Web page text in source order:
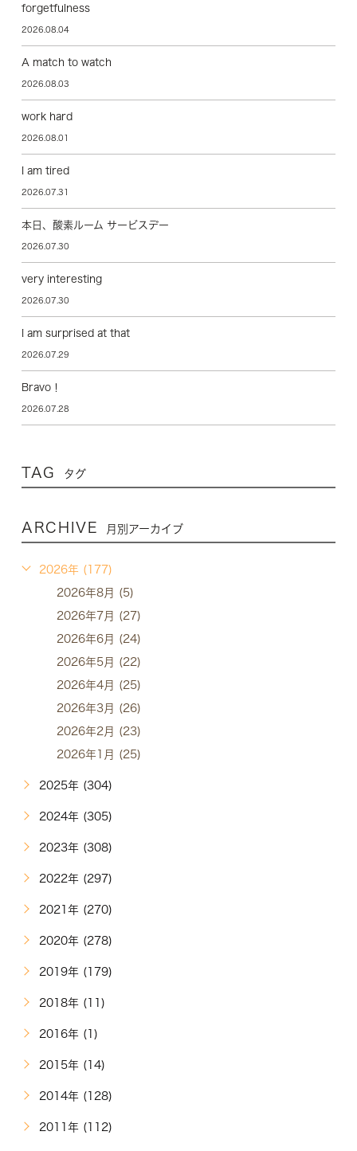
forgetfulness
2026.08.04
A match to watch
2026.08.03
work hard
2026.08.01
I am tired
2026.07.31
本日、酸素ルーム サービスデー
2026.07.30
very interesting
2026.07.30
I am surprised at that
2026.07.29
Bravo！
2026.07.28
TAG タグ
ARCHIVE 月別アーカイブ
2026年 (177)
2026年8月 (5)
2026年7月 (27)
2026年6月 (24)
2026年5月 (22)
2026年4月 (25)
2026年3月 (26)
2026年2月 (23)
2026年1月 (25)
2025年 (304)
2024年 (305)
2023年 (308)
2022年 (297)
2021年 (270)
2020年 (278)
2019年 (179)
2018年 (11)
2016年 (1)
2015年 (14)
2014年 (128)
2011年 (112)